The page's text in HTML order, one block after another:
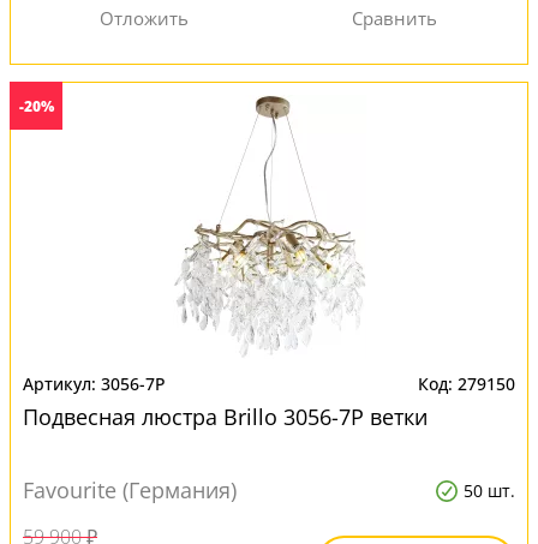
-20%
3056-7P 279150
Подвесная люстра Brillo 3056-7P ветки
Favourite (Германия) 50 шт.
59 900 ₽